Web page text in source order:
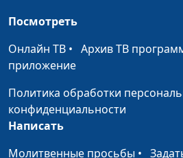
оскорбленные
Всему свое время
Бери от жизни все!
Сотворение мира глазами
Посмотреть
Онлайн ТВ • Архив ТВ
приложение
Политика обработки
конфиденциальности
Написать
Молитвенные просьбы •